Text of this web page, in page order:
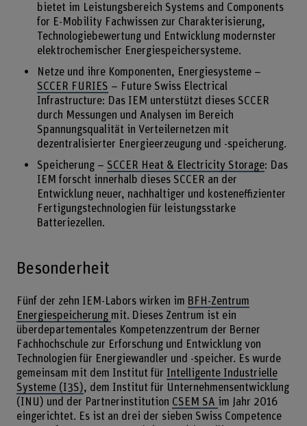
bietet im Leistungsbereich Systems and Components
for E-Mobility Fachwissen zur Charakterisierung,
Technologiebewertung und Entwicklung modernster
elektrochemischer Energiespeichersysteme.
Netze und ihre Komponenten, Energiesysteme –
SCCER FURIES – Future Swiss Electrical
Infrastructure: Das IEM unterstützt dieses SCCER
durch Messungen und Analysen im Bereich
Spannungsqualität in Verteilernetzen mit
dezentralisierter Energieerzeugung und -speicherung.
Speicherung – SCCER Heat & Electricity Storage: Das
IEM forscht innerhalb dieses SCCER an der
Entwicklung neuer, nachhaltiger und kosteneffizienter
Fertigungstechnologien für leistungsstarke
Batteriezellen.
Besonderheit
Fünf der zehn IEM-Labors wirken im BFH-Zentrum
Energiespeicherung mit. Dieses Zentrum ist ein
überdepartementales Kompetenzzentrum der Berner
Fachhochschule zur Erforschung und Entwicklung von
Technologien für Energiewandler und -speicher. Es wurde
gemeinsam mit dem Institut für
Intelligente Industrielle
Systeme (I3S), dem Institut für Unternehmensentwicklung
(INU) und der Partnerinstitution CSEM SA im Jahr 2016
eingerichtet. Es ist an drei der sieben Swiss Competence